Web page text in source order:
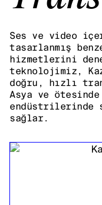
Ses ve video
tasarlanmış
hizmetlerini
teknolojimiz,
doğru, hızlı
Asya ve
endüstrilerinde
sağlar.